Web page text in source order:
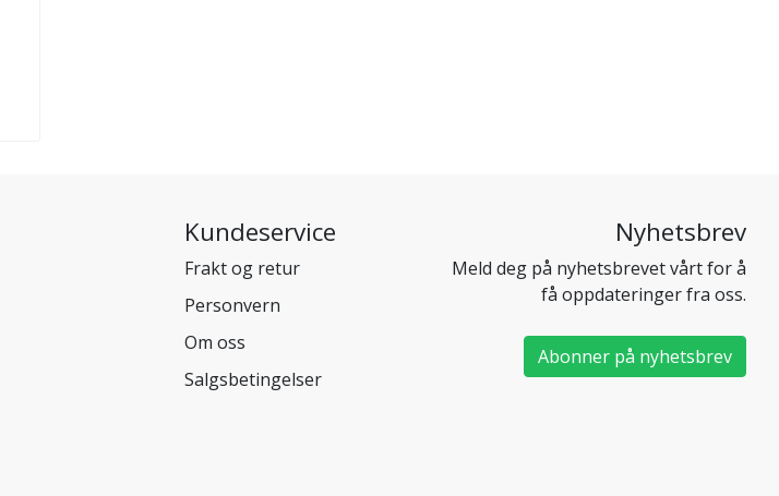
Kundeservice
Frakt og retur
Personvern
Om oss
Salgsbetingelser
Nyhetsbrev
Meld deg på nyhetsbrevet vårt for å
få oppdateringer fra oss.
Abonner på nyhetsbrev